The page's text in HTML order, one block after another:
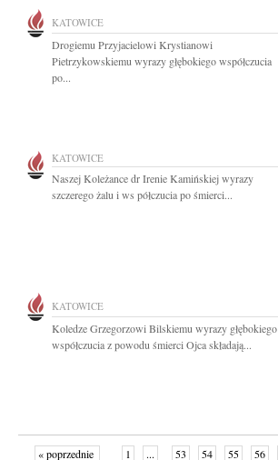
KATOWICE
Drogiemu Przyjacielowi Krystianowi
Pietrzykowskiemu wyrazy głębokiego współczucia
po...
KATOWICE
Naszej Koleżance dr Irenie Kamińskiej wyrazy
szczerego żalu i ws półczucia po śmierci...
KATOWICE
Koledze Grzegorzowi Bilskiemu wyrazy głębokiego
współczucia z powodu śmierci Ojca składają...
« poprzednie 1 ... 53 54 55 56